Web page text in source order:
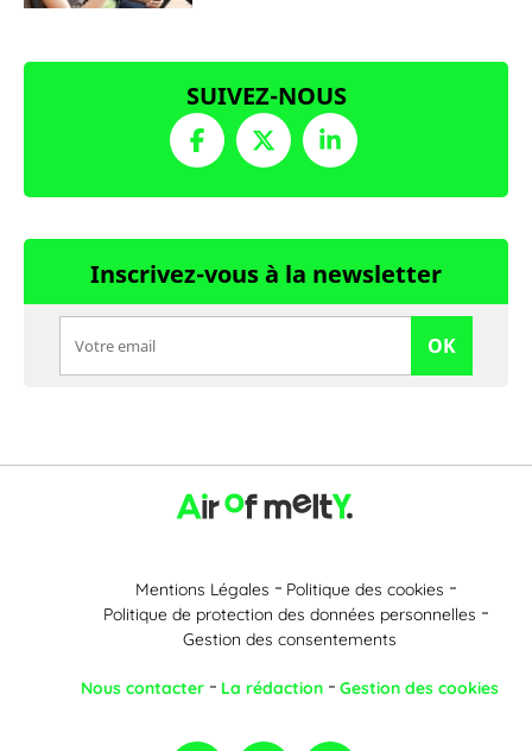
SUIVEZ-NOUS
Inscrivez-vous à la newsletter
OK
Mentions Légales
Politique des cookies
Politique de protection des données personnelles
Gestion des consentements
Nous contacter La rédaction Gestion des cookies